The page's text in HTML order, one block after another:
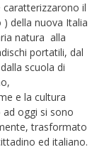
caratterizzarono il
della nuova Italia
natura alla
portatili, dal
scuola di
e la cultura
oggi si sono
trasformato
ed italiano.